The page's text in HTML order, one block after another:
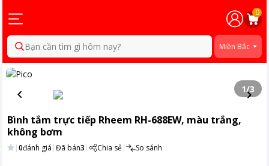
0
Bạn cần tìm gì hôm nay? Miền Bắc
1/3
Bình tắm trực tiếp Rheem RH-688EW, màu trắng,
không bơm
|0đánh giá |Đã bán3 | Chia sẻ| So sánh